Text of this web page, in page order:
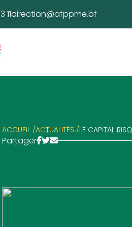
11direction@afppme.bf
ACCUEIL /ACTUALITÉS /LE CAPITAL
Partager